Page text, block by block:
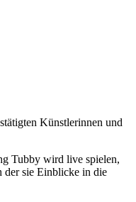
Künstlerinnen und
Tubby wird live spielen,
der sie Einblicke in die